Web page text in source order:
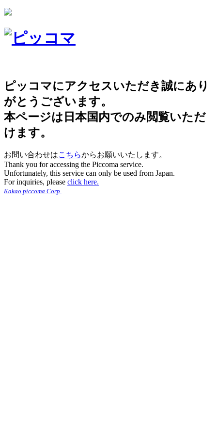
ピッコマにアクセスいただき誠にあり
がとうございます。
本ページは日本国内でのみ閲覧いただ
けます。
お問い合わせはこちらからお願いいたします。
Thank you for accessing the Piccoma service.
Unfortunately, this service can only be used from Japan.
For inquiries, please click here.
Kakao piccoma Corp.